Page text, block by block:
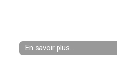
En savoir plus...